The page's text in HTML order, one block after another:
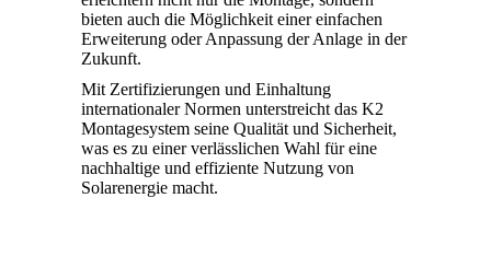
bieten auch die Möglichkeit einer einfachen
Erweiterung oder Anpassung der Anlage in der
Zukunft.
Mit Zertifizierungen und Einhaltung
internationaler Normen unterstreicht das K2
Montagesystem seine Qualität und Sicherheit,
was es zu einer verlässlichen Wahl für eine
nachhaltige und effiziente Nutzung von
Solarenergie macht.